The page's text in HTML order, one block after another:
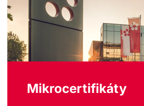
Mikrocertifikáty